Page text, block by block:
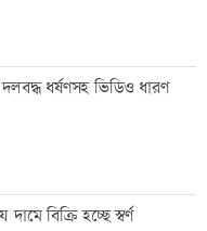
বিষয়সমূহের সূচি
চায় শ্রীলঙ্কার ফ্র্যাঞ্চাইজি
দলবদ্ধ ধর্ষণসহ ভিডিও ধারণ
বিক্রি হচ্ছে স্বর্ণ